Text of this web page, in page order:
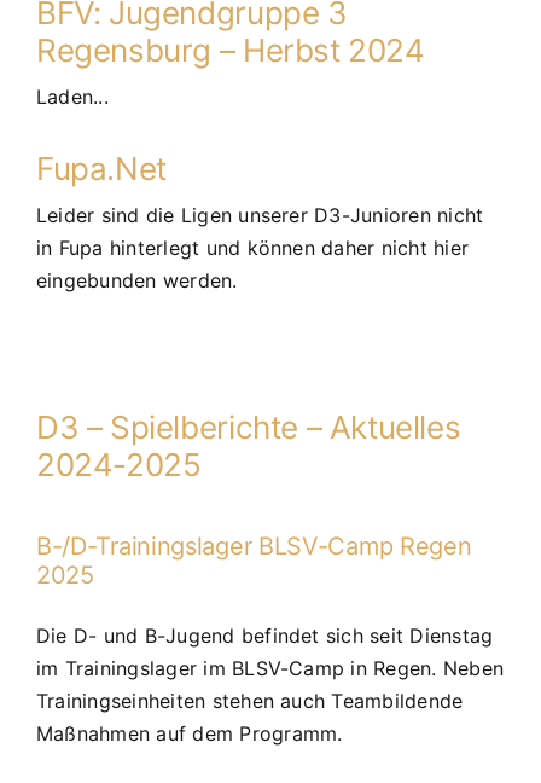
BFV: Jugendgruppe 3
Regensburg – Herbst 2024
Laden...
Fupa.Net
Leider sind die Ligen unserer D3-Junioren nicht
in Fupa hinterlegt und können daher nicht hier
eingebunden werden.
D3 – Spielberichte – Aktuelles
2024-2025
B-/D-Trainingslager BLSV-Camp Regen
2025
Die D- und B-Jugend befindet sich seit Dienstag
im Trainingslager im BLSV-Camp in Regen. Neben
Trainingseinheiten stehen auch Teambildende
Maßnahmen auf dem Programm.